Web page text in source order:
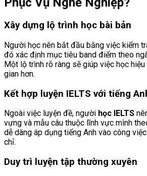
Xây dựng lộ trình học bài bản
Người học nên bắt đầu bằng việc kiểm
đó xác định mục tiêu band điểm theo
Một lộ trình rõ ràng sẽ giúp việc học
gian hơn.
Kết hợp luyện IELTS với tiếng
Ngoài việc luyện đề, người học IELTS
vựng và mẫu câu thuộc lĩnh vực mình
dễ dàng áp dụng tiếng Anh vào công
chỉ.
Duy trì luyện tập thường xuyên